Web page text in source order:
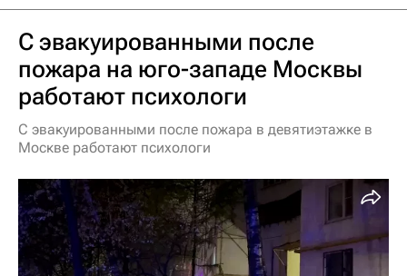
С эвакуированными после
пожара на юго-западе Москвы
работают психологи
С эвакуированными после пожара в девятиэтажке в
Москве работают психологи